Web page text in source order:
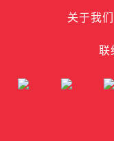
关于我们
联